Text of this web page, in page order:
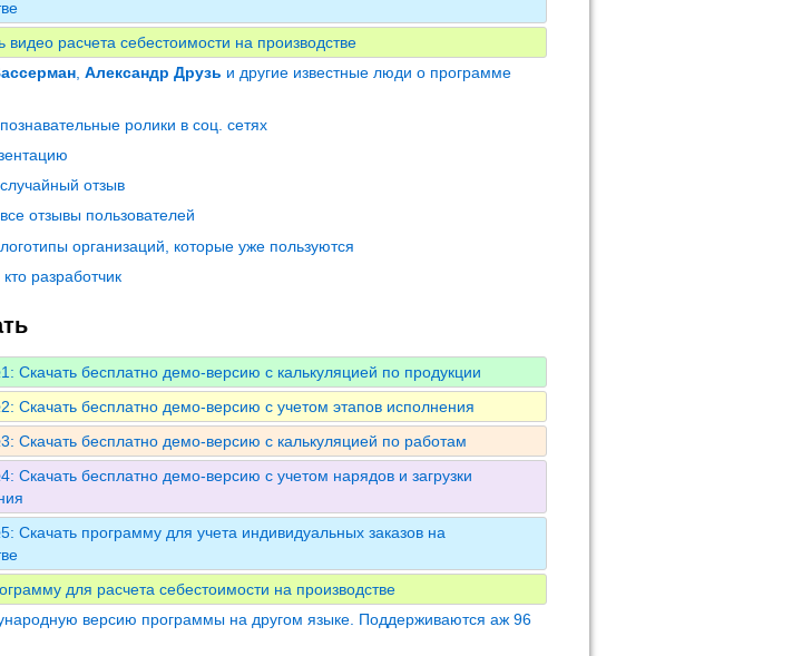
видео расчета себестоимости на производстве
Александр Друзь и другие известные люди о программе
ролики в соц. сетях
отзыв
отзывы пользователей
организаций, которые уже пользуются
разработчик
Скачать бесплатно демо-версию с калькуляцией по продукции
Скачать бесплатно демо-версию с учетом этапов исполнения
Скачать бесплатно демо-версию с калькуляцией по работам
Скачать бесплатно демо-версию с учетом нарядов и загрузки
Скачать программу для учета индивидуальных заказов на
для расчета себестоимости на производстве
версию программы на другом языке. Поддерживаются аж 96